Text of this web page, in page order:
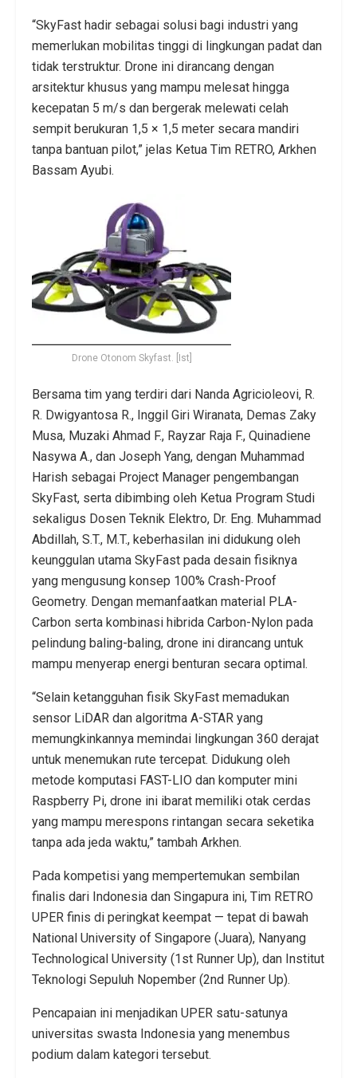
“SkyFast hadir sebagai solusi bagi industri yang
memerlukan mobilitas tinggi di lingkungan padat dan
tidak terstruktur. Drone ini dirancang dengan
arsitektur khusus yang mampu melesat hingga
kecepatan 5 m/s dan bergerak melewati celah
sempit berukuran 1,5 × 1,5 meter secara mandiri
tanpa bantuan pilot,” jelas Ketua Tim RETRO, Arkhen
Bassam Ayubi.
Drone Otonom Skyfast. [Ist]
Bersama tim yang terdiri dari Nanda Agricioleovi, R.
R. Dwigyantosa R., Inggil Giri Wiranata, Demas Zaky
Musa, Muzaki Ahmad F., Rayzar Raja F., Quinadiene
Nasywa A., dan Joseph Yang, dengan Muhammad
Harish sebagai Project Manager pengembangan
SkyFast, serta dibimbing oleh Ketua Program Studi
sekaligus Dosen Teknik Elektro, Dr. Eng. Muhammad
Abdillah, S.T., M.T., keberhasilan ini didukung oleh
keunggulan utama SkyFast pada desain fisiknya
yang mengusung konsep 100% Crash-Proof
Geometry. Dengan memanfaatkan material PLA-
Carbon serta kombinasi hibrida Carbon-Nylon pada
pelindung baling-baling, drone ini dirancang untuk
mampu menyerap energi benturan secara optimal.
“Selain ketangguhan fisik SkyFast memadukan
sensor LiDAR dan algoritma A-STAR yang
memungkinkannya memindai lingkungan 360 derajat
untuk menemukan rute tercepat. Didukung oleh
metode komputasi FAST-LIO dan komputer mini
Raspberry Pi, drone ini ibarat memiliki otak cerdas
yang mampu merespons rintangan secara seketika
tanpa ada jeda waktu,” tambah Arkhen.
Pada kompetisi yang mempertemukan sembilan
finalis dari Indonesia dan Singapura ini, Tim RETRO
UPER finis di peringkat keempat — tepat di bawah
National University of Singapore (Juara), Nanyang
Technological University (1st Runner Up), dan Institut
Teknologi Sepuluh Nopember (2nd Runner Up).
Pencapaian ini menjadikan UPER satu-satunya
universitas swasta Indonesia yang menembus
podium dalam kategori tersebut.